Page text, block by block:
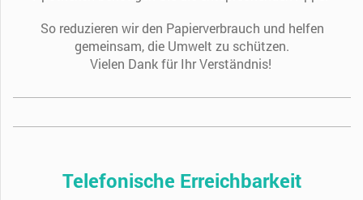
So reduzieren wir den Papierverbrauch und helfen
gemeinsam, die Umwelt zu schützen.
Vielen Dank für Ihr Verständnis!
Telefonische Erreichbarkeit